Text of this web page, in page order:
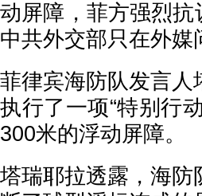
动屏障，菲方强烈
中共外交部只在外媒
菲律宾海防队发言
执行了一项“特别行
300米的浮动屏障。
塔瑞耶拉透露，海